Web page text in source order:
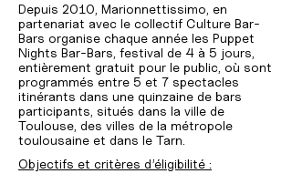
Depuis 2010, Marionnettissimo, en
partenariat avec le collectif Culture Bar-
Bars organise chaque année les Puppet
Nights Bar-Bars, festival de 4 à 5 jours,
entièrement gratuit pour le public, où sont
programmés entre 5 et 7 spectacles
itinérants dans une quinzaine de bars
participants, situés dans la ville de
Toulouse, des villes de la métropole
toulousaine et dans le Tarn.
Objectifs et critères d’éligibilité :